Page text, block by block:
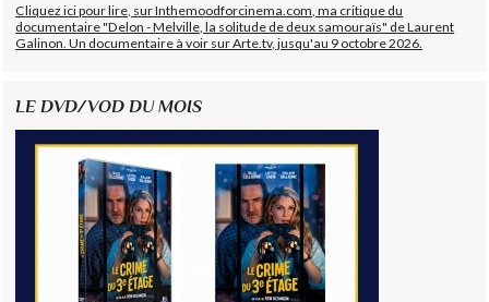
Cliquez ici pour lire, sur Inthemoodforcinema.com, ma critique du
documentaire "Delon - Melville, la solitude de deux samouraïs" de Laurent
Galinon. Un documentaire à voir sur Arte.tv, jusqu'au 9 octobre 2026.
LE DVD/VOD DU MOIS